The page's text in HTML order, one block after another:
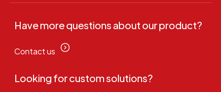
Have more questions about our product?
Contact us
Looking for custom solutions?